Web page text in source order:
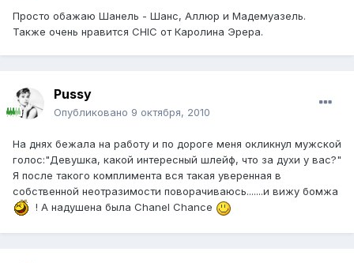
Просто обажаю Шанель - Шанс, Аллюр и Мадемуазель.
Также очень нравится CHIC от Каролина Эрера.
Pussy
Опубликовано 9 октября, 2010
На днях бежала на работу и по дороге меня окликнул мужской
голос:"Девушка, какой интересный шлейф, что за духи у вас?"
Я после такого комплимента вся такая уверенная в
собственной неотразимости поворачиваюсь.......и вижу бомжа
! А надушена была Chanel Chance